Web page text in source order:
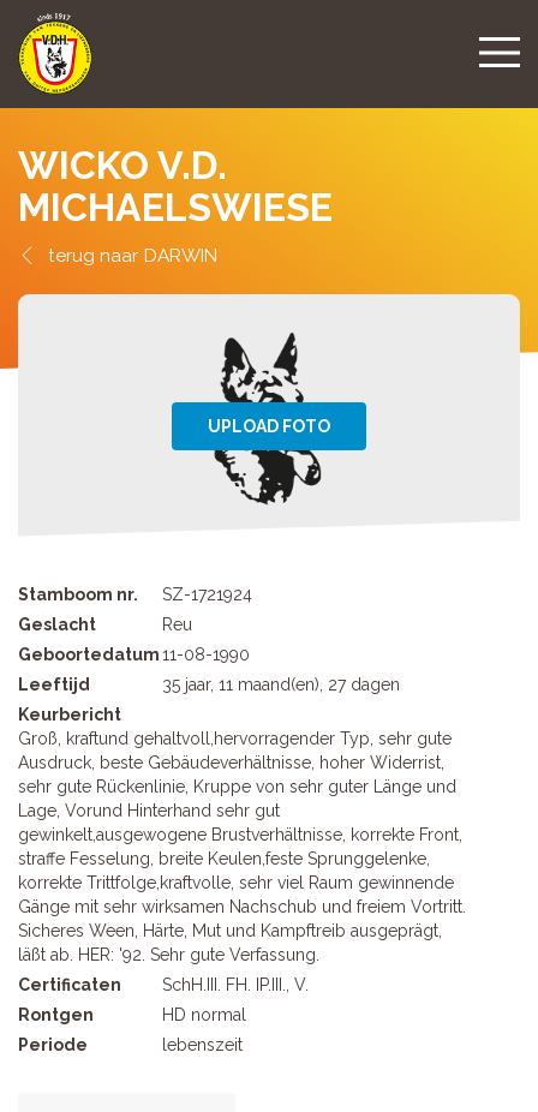
WICKO V.D.
MICHAELSWIESE
DARWIN
Stamboom nr.
SZ-1721924
Geslacht
Reu
Geboortedatum11-08-1990
Leeftijd
35 jaar, 11 maand(en), 27 dagen
Keurbericht
Groß, kraftund gehaltvoll,hervorragender Typ, sehr gute
Ausdruck, beste Gebäudeverhältnisse, hoher Widerrist,
sehr gute Rückenlinie, Kruppe von sehr guter Länge und
Lage, Vorund Hinterhand sehr gut
gewinkelt,ausgewogene Brustverhältnisse, korrekte Front,
straffe Fesselung, breite Keulen,feste Sprunggelenke,
korrekte Trittfolge,kraftvolle, sehr viel Raum gewinnende
Gänge mit sehr wirksamen Nachschub und freiem Vortritt.
Sicheres Ween, Härte, Mut und Kampftreib ausgeprägt,
läßt ab. HER: '92. Sehr gute Verfassung.
Certificaten
SchH.III. FH. IP.III., V.
Rontgen
HD normal
Periode
lebenszeit